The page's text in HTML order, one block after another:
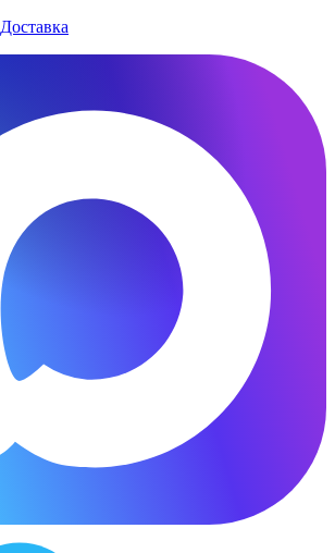
Доставка